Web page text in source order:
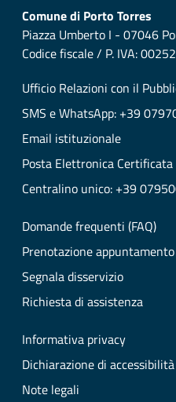
Comune di Porto Torres
Piazza Umberto I - 07046
Codice fiscale / P. IVA:
Ufficio Relazioni con il
SMS e WhatsApp: +39
Email istituzionale
Posta Elettronica Certificata
Centralino unico: +39
Domande frequenti (FAQ)
Prenotazione appuntamento
Segnala disservizio
Richiesta di assistenza
Informativa privacy
Dichiarazione di accessibilità
Note legali